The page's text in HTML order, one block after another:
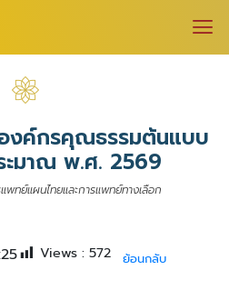
องค์กรคุณธรรมต้นแบบ
ะมาณ พ.ศ. 2569
พทย์แผนไทยและการแพทย์ทางเลือก
Views : 572 ย้อนกลับ